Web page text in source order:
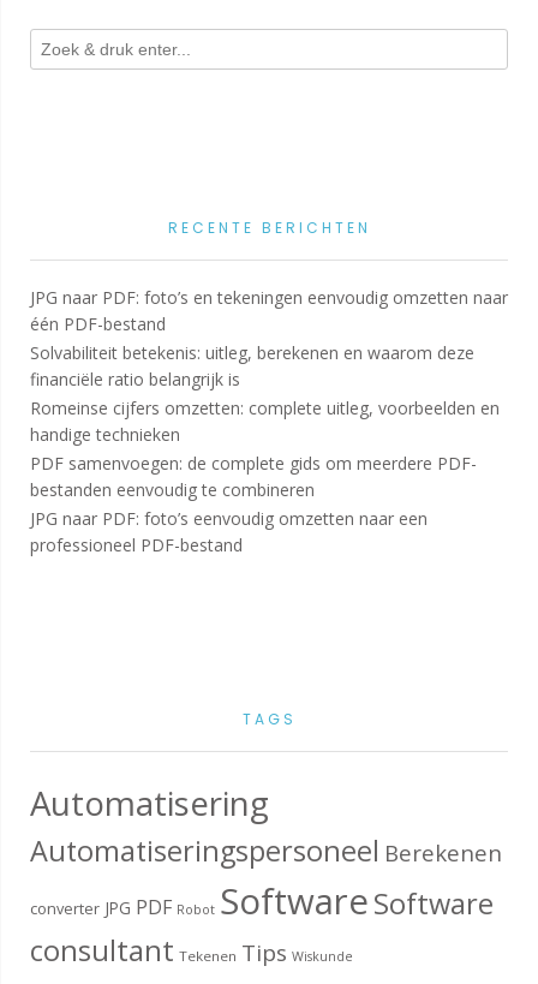
RECENTE BERICHTEN
JPG naar PDF: foto’s en tekeningen eenvoudig omzetten naar
één PDF-bestand
Solvabiliteit betekenis: uitleg, berekenen en waarom deze
financiële ratio belangrijk is
Romeinse cijfers omzetten: complete uitleg, voorbeelden en
handige technieken
PDF samenvoegen: de complete gids om meerdere PDF-
bestanden eenvoudig te combineren
JPG naar PDF: foto’s eenvoudig omzetten naar een
professioneel PDF-bestand
TAGS
Automatisering
Automatiseringspersoneel Berekenen
converter JPG PDF Robot SoftwareSoftware
consultant Tekenen Tips Wiskunde